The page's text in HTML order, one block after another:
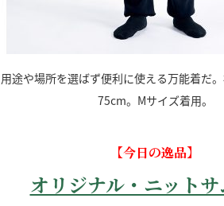
途や場所を選ばず便利に使える万能着だ
75cm。Mサイズ着用。
【今日の逸品】
オリジナル・ニット